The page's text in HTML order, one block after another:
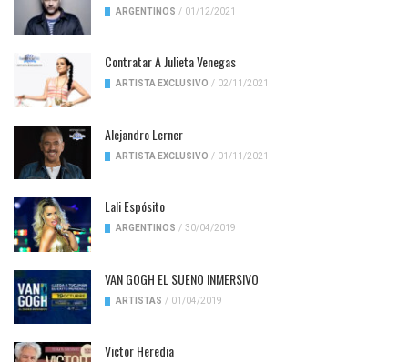
ARGENTINOS / 01/12/2021
Contratar A Julieta Venegas
ARTISTA EXCLUSIVO / 02/11/2021
Alejandro Lerner
ARTISTA EXCLUSIVO / 01/11/2021
Lali Espósito
ARGENTINOS / 30/04/2019
VAN GOGH EL SUENO INMERSIVO
ARTISTAS / 01/04/2019
Victor Heredia